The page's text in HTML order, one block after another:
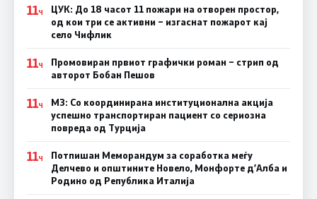
11Ч
ЦУК: До 18 часот 11 пожари на отворен простор,
од кои три се активни – изгаснат пожарот кај
село Чифлик
11Ч
Промовиран првиот графички роман – стрип од
авторот Бобан Пешов
11Ч
МЗ: Со координирана институционална акција
успешно транспортиран пациент со сериозна
повреда од Турција
11Ч
Потпишан Меморандум за соработка меѓу
Делчево и општините Новело, Монфорте д’Алба и
Родино од Република Италија